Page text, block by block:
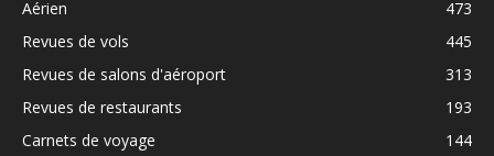
Aérien
473
Revues de vols
445
Revues de salons d'aéroport
313
Revues de restaurants
193
Carnets de voyage
144